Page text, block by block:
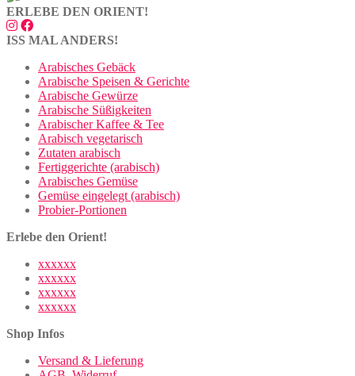
ERLEBE DEN ORIENT!
ISS MAL ANDERS!
Arabisches Gebäck
Arabische Speisen & Gerichte
Arabische Gewürze
Arabische Süßigkeiten
Arabischer Kaffee & Tee
Arabisch vegetarisch
Zutaten arabisch
Fertiggerichte (arabisch)
Arabisches Gemüse
Gemüse eingelegt (arabisch)
Probier-Portionen
Erlebe den Orient!
xxxxxx
xxxxxx
xxxxxx
xxxxxx
Shop Infos
Versand & Lieferung